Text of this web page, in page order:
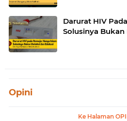
Darurat HIV
Solusinya
Opini
Ke Halaman